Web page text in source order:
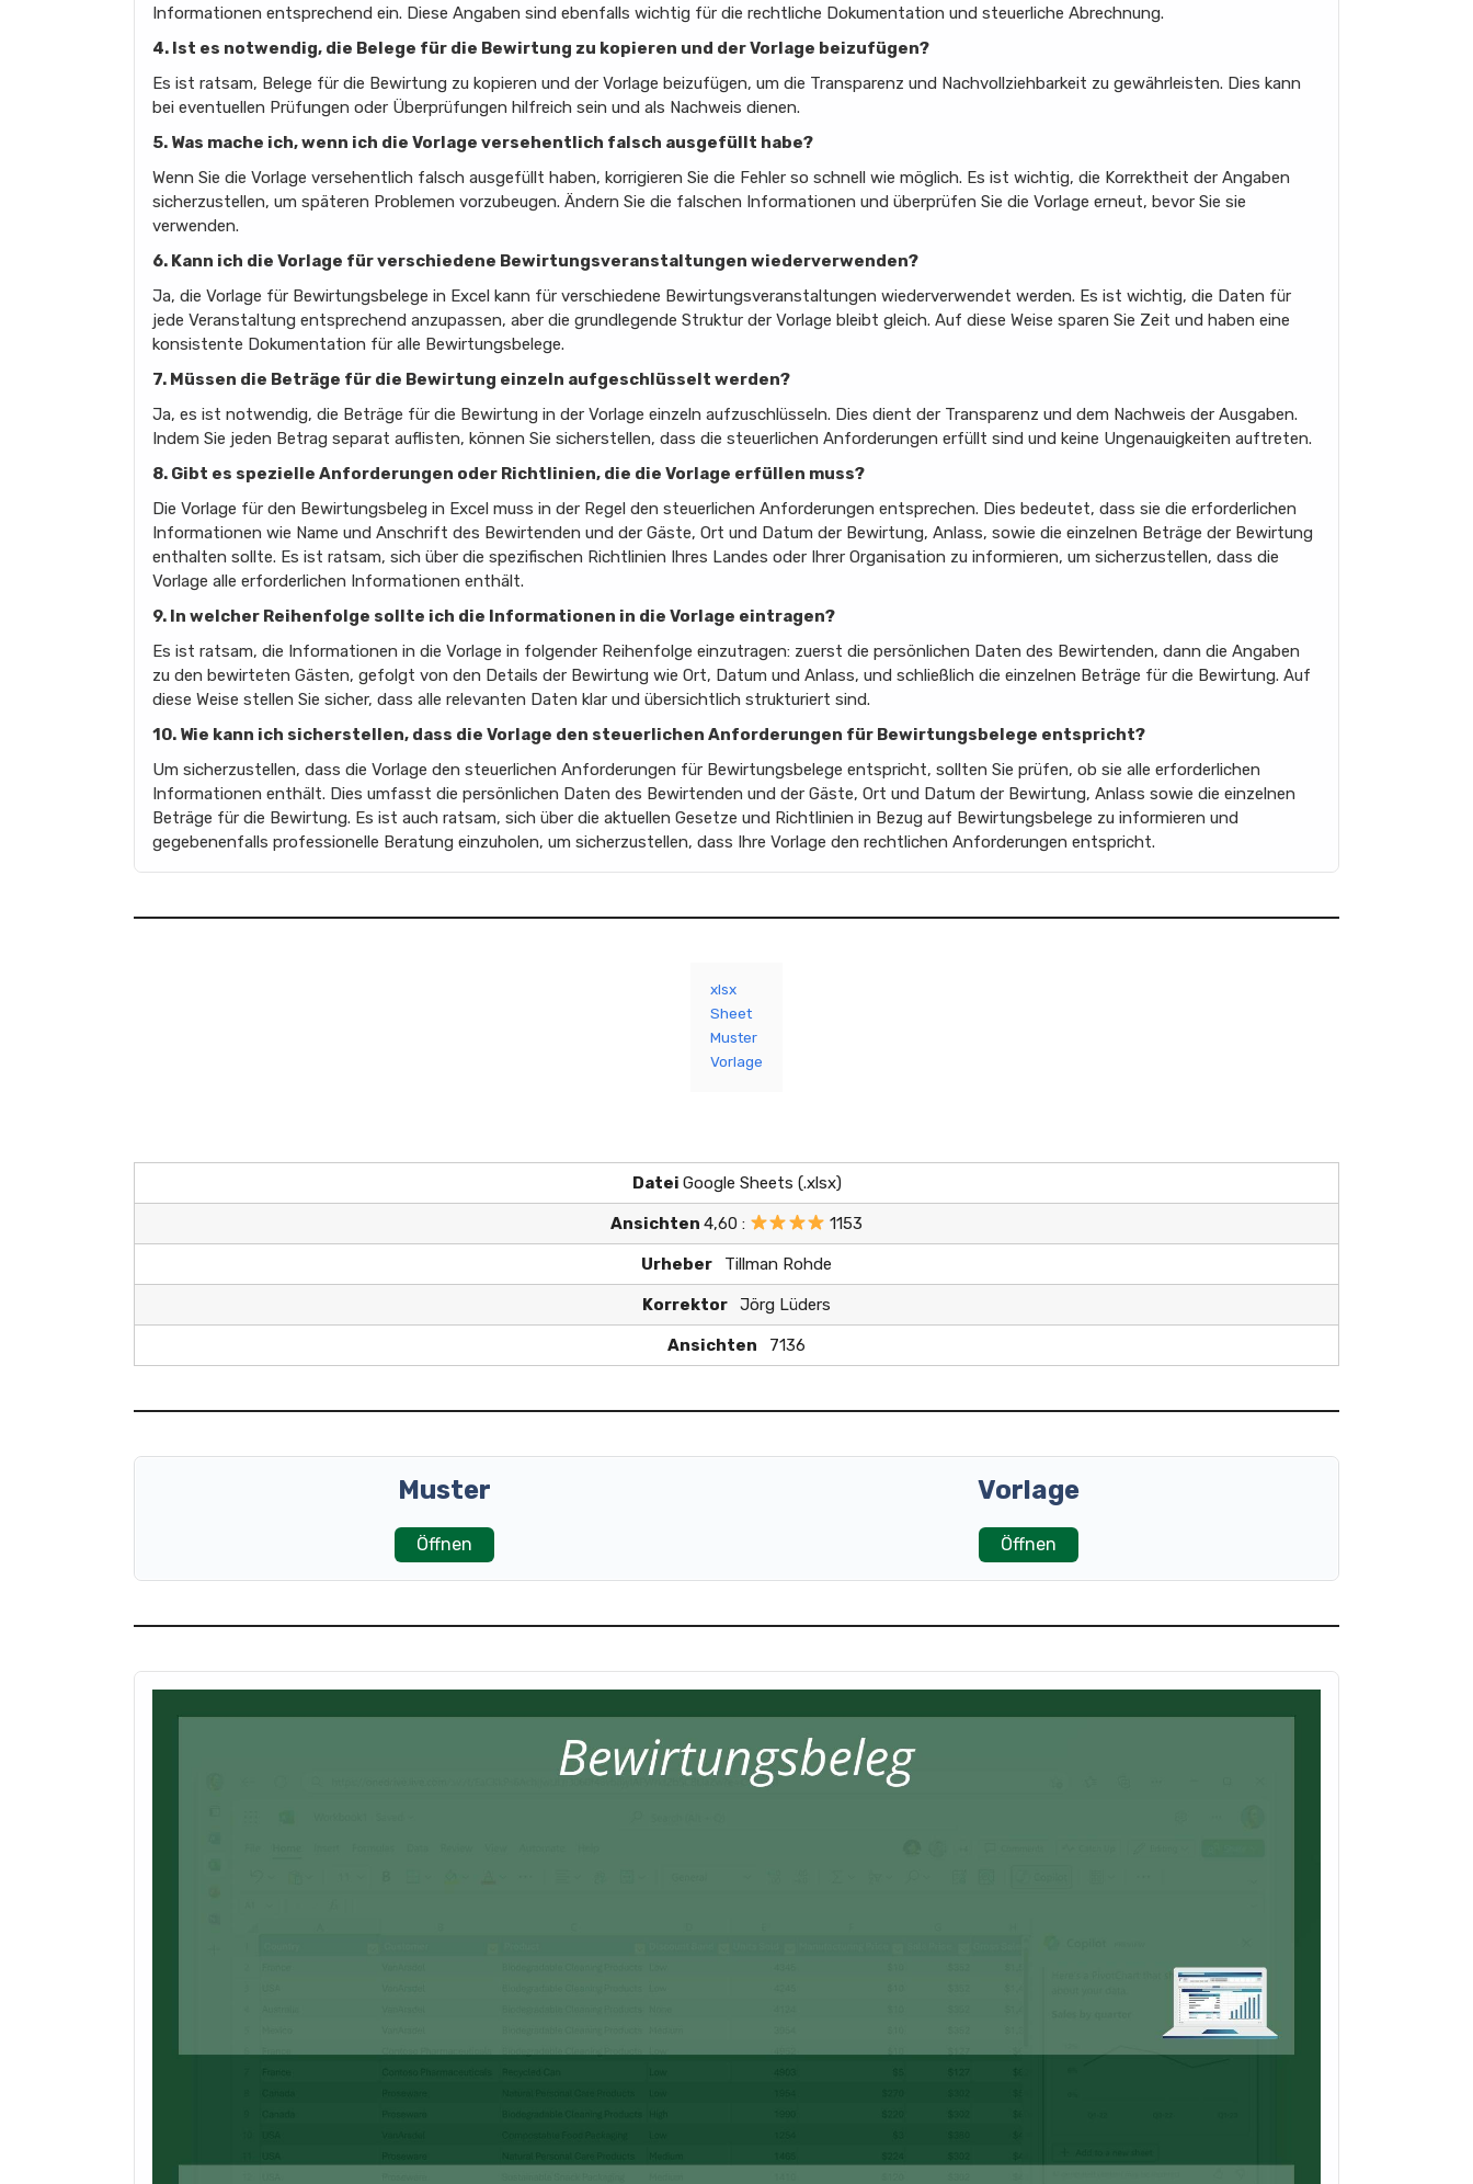
Informationen entsprechend ein. Diese Angaben sind ebenfalls wichtig für die rechtliche Dokumentation und steuerliche Abrechnung.
4. Ist es notwendig, die Belege für die Bewirtung zu kopieren und der Vorlage beizufügen?
Es ist ratsam, Belege für die Bewirtung zu kopieren und der Vorlage beizufügen, um die Transparenz und Nachvollziehbarkeit zu gewährleisten. Dies kann
bei eventuellen Prüfungen oder Überprüfungen hilfreich sein und als Nachweis dienen.
5. Was mache ich, wenn ich die Vorlage versehentlich falsch ausgefüllt habe?
Wenn Sie die Vorlage versehentlich falsch ausgefüllt haben, korrigieren Sie die Fehler so schnell wie möglich. Es ist wichtig, die Korrektheit der Angaben
sicherzustellen, um späteren Problemen vorzubeugen. Ändern Sie die falschen Informationen und überprüfen Sie die Vorlage erneut, bevor Sie sie
verwenden.
6. Kann ich die Vorlage für verschiedene Bewirtungsveranstaltungen wiederverwenden?
Ja, die Vorlage für Bewirtungsbelege in Excel kann für verschiedene Bewirtungsveranstaltungen wiederverwendet werden. Es ist wichtig, die Daten für
jede Veranstaltung entsprechend anzupassen, aber die grundlegende Struktur der Vorlage bleibt gleich. Auf diese Weise sparen Sie Zeit und haben eine
konsistente Dokumentation für alle Bewirtungsbelege.
7. Müssen die Beträge für die Bewirtung einzeln aufgeschlüsselt werden?
Ja, es ist notwendig, die Beträge für die Bewirtung in der Vorlage einzeln aufzuschlüsseln. Dies dient der Transparenz und dem Nachweis der Ausgaben.
Indem Sie jeden Betrag separat auflisten, können Sie sicherstellen, dass die steuerlichen Anforderungen erfüllt sind und keine Ungenauigkeiten auftreten.
8. Gibt es spezielle Anforderungen oder Richtlinien, die die Vorlage erfüllen muss?
Die Vorlage für den Bewirtungsbeleg in Excel muss in der Regel den steuerlichen Anforderungen entsprechen. Dies bedeutet, dass sie die erforderlichen
Informationen wie Name und Anschrift des Bewirtenden und der Gäste, Ort und Datum der Bewirtung, Anlass, sowie die einzelnen Beträge der Bewirtung
enthalten sollte. Es ist ratsam, sich über die spezifischen Richtlinien Ihres Landes oder Ihrer Organisation zu informieren, um sicherzustellen, dass die
Vorlage alle erforderlichen Informationen enthält.
9. In welcher Reihenfolge sollte ich die Informationen in die Vorlage eintragen?
Es ist ratsam, die Informationen in die Vorlage in folgender Reihenfolge einzutragen: zuerst die persönlichen Daten des Bewirtenden, dann die Angaben
zu den bewirteten Gästen, gefolgt von den Details der Bewirtung wie Ort, Datum und Anlass, und schließlich die einzelnen Beträge für die Bewirtung. Auf
diese Weise stellen Sie sicher, dass alle relevanten Daten klar und übersichtlich strukturiert sind.
10. Wie kann ich sicherstellen, dass die Vorlage den steuerlichen Anforderungen für Bewirtungsbelege entspricht?
Um sicherzustellen, dass die Vorlage den steuerlichen Anforderungen für Bewirtungsbelege entspricht, sollten Sie prüfen, ob sie alle erforderlichen
Informationen enthält. Dies umfasst die persönlichen Daten des Bewirtenden und der Gäste, Ort und Datum der Bewirtung, Anlass sowie die einzelnen
Beträge für die Bewirtung. Es ist auch ratsam, sich über die aktuellen Gesetze und Richtlinien in Bezug auf Bewirtungsbelege zu informieren und
gegebenenfalls professionelle Beratung einzuholen, um sicherzustellen, dass Ihre Vorlage den rechtlichen Anforderungen entspricht.
xlsx
Sheet
Muster
Vorlage
Datei Google Sheets (.xlsx)
Ansichten4,60 : 1153
Urheber Tillman Rohde
Korrektor Jörg Lüders
Ansichten 7136
Muster
Öffnen
Vorlage
Öffnen